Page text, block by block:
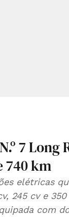
7 Long
740 km
elétricas
245 cv e
com